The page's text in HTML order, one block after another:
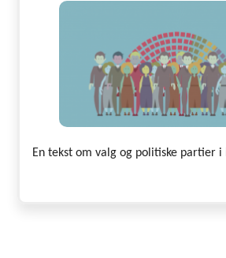
En tekst om valg og politiske partier i